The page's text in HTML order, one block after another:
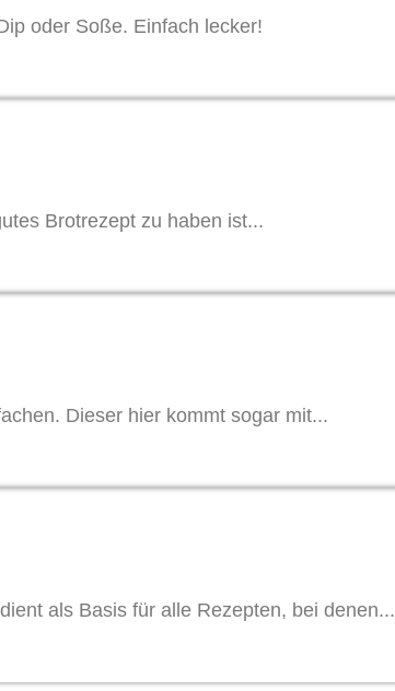
oder Soße. Einfach lecker!
Brotrezept zu haben ist...
Dieser hier kommt sogar mit...
als Basis für alle Rezepten, bei denen...